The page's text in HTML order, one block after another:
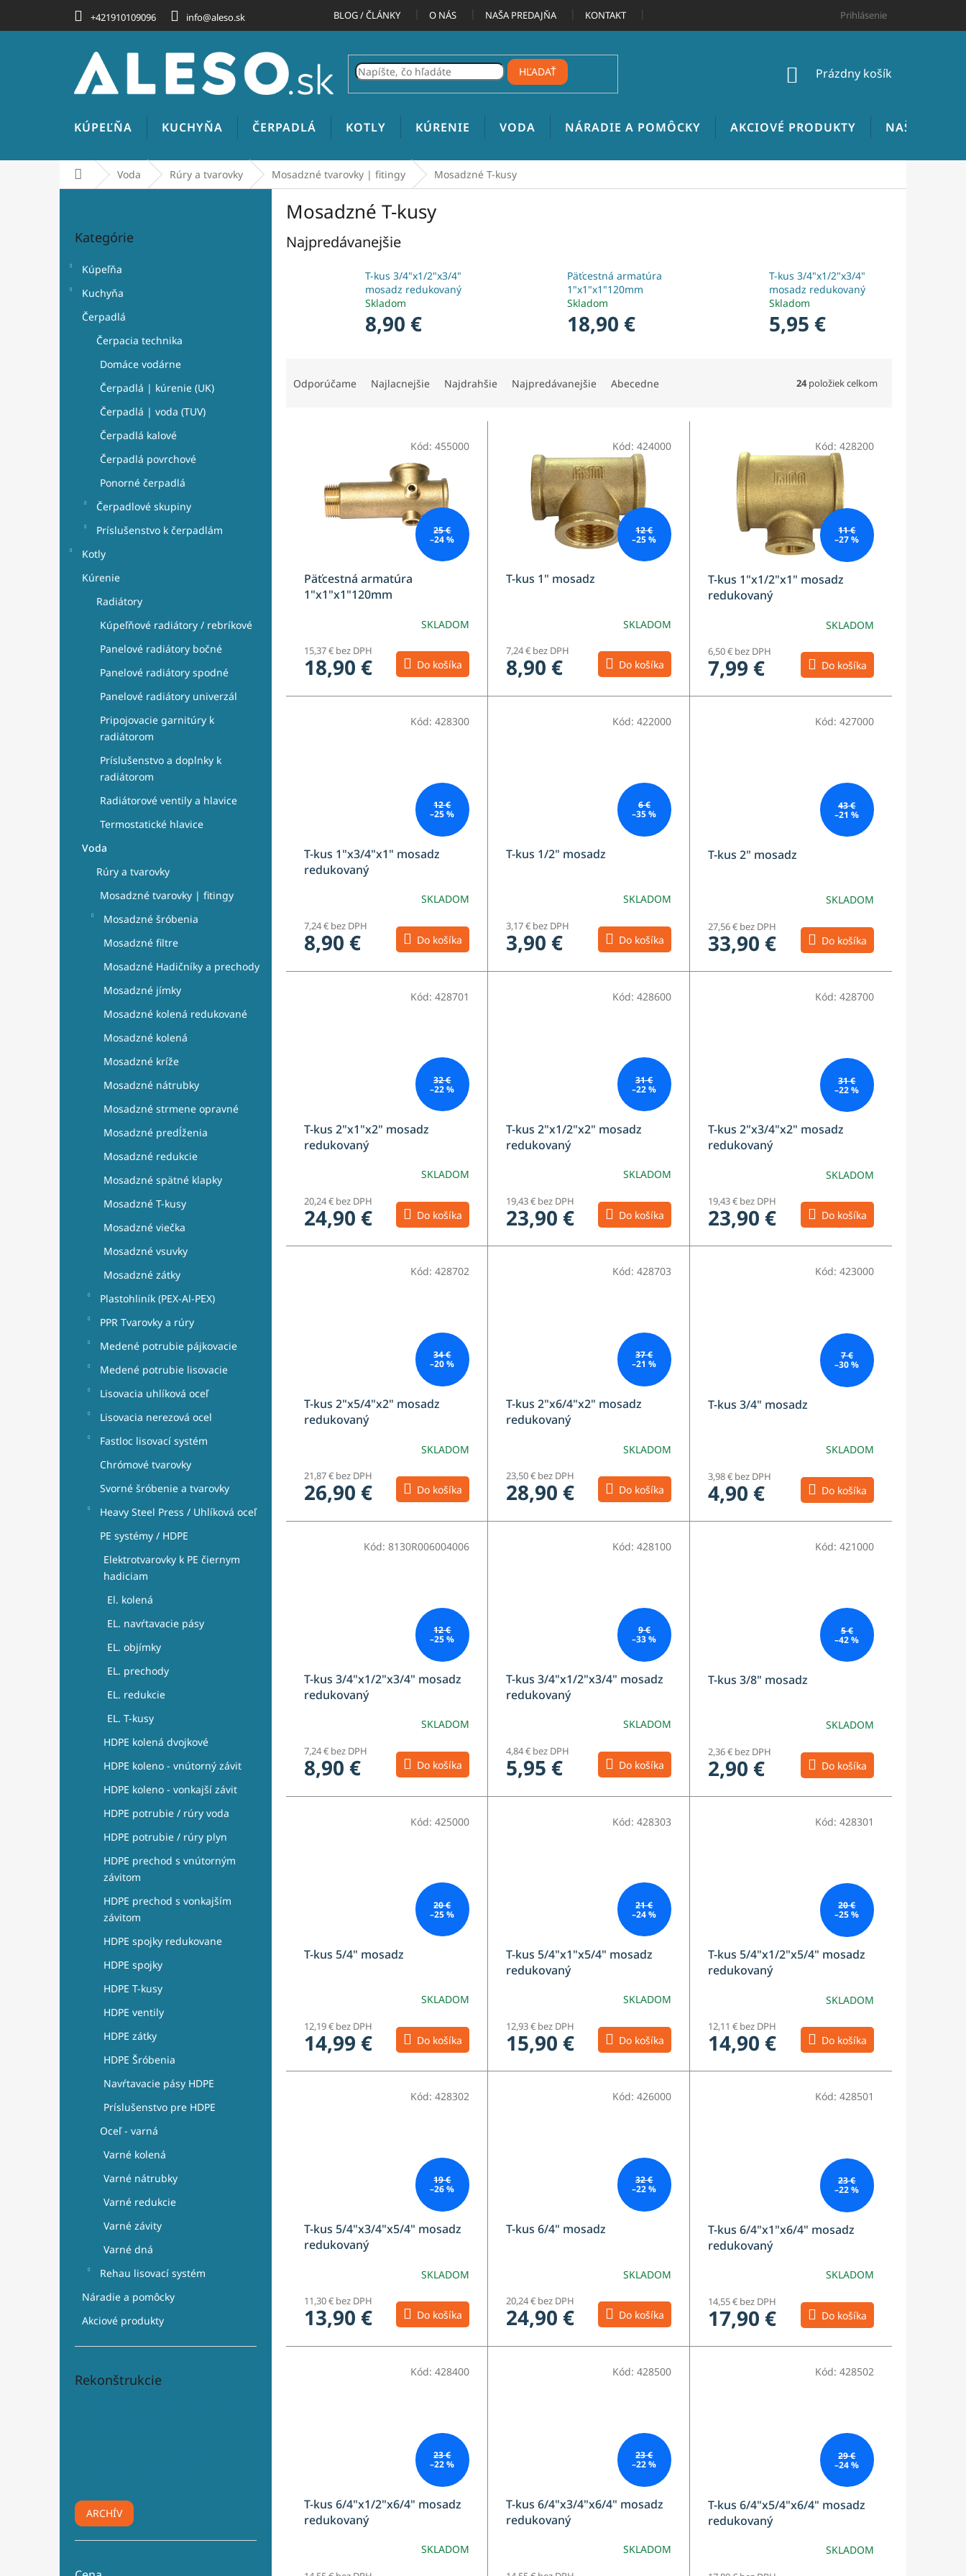
obsah
+421910109096 info@aleso.sk BLOG / ČLÁNKY O NÁS NAŠA PREDAJŇA KONTAKT CENNÍK INŠTALATÉRSKYCH PRÁC
Prihlásenie
HĽADAŤ
NÁKUPNÝ
Prázdny košík
KÚPEĽŇA KUCHYŇA ČERPADLÁ KOTLY KÚRENIE VODA NÁRADIE A POMÔCKY AKCIOVÉ PRODUKTY NAŠE
DomovVoda Rúry a tvarovky Mosadzné tvarovky | fitingy Mosadzné T-kusy
kategórie
Kategórie
Kúpeľňa
Kuchyňa
Čerpadlá
Čerpacia technika
Domáce vodárne
Čerpadlá | kúrenie (UK)
Čerpadlá | voda (TUV)
Čerpadlá kalové
Čerpadlá povrchové
Ponorné čerpadlá
Čerpadlové skupiny
Príslušenstvo k čerpadlám
Kotly
Kúrenie
Radiátory
Kúpeľňové radiátory / rebríkové
Panelové radiátory bočné
Panelové radiátory spodné
Panelové radiátory univerzál
Pripojovacie garnitúry k
radiátorom
Príslušenstvo a doplnky k
radiátorom
Radiátorové ventily a hlavice
Termostatické hlavice
Voda
Rúry a tvarovky
Mosadzné tvarovky | fitingy
Mosadzné šróbenia
Mosadzné filtre
Mosadzné Hadičníky a prechody
Mosadzné jímky
Mosadzné kolená redukované
Mosadzné kolená
Mosadzné kríže
Mosadzné nátrubky
Mosadzné strmene opravné
Mosadzné predĺženia
Mosadzné redukcie
Mosadzné spätné klapky
Mosadzné T-kusy
Mosadzné viečka
Mosadzné vsuvky
Mosadzné zátky
Plastohliník (PEX-Al-PEX)
PPR Tvarovky a rúry
Medené potrubie pájkovacie
Medené potrubie lisovacie
Lisovacia uhlíková oceľ
Lisovacia nerezová ocel
Fastloc lisovací systém
Chrómové tvarovky
Svorné šróbenie a tvarovky
Heavy Steel Press / Uhlíková oceľ
PE systémy / HDPE
Elektrotvarovky k PE čiernym
hadiciam
El. kolená
EL. navŕtavacie pásy
EL. objímky
EL. prechody
EL. redukcie
EL. T-kusy
HDPE kolená dvojkové
HDPE koleno - vnútorný závit
HDPE koleno - vonkajší závit
HDPE potrubie / rúry voda
HDPE potrubie / rúry plyn
HDPE prechod s vnútorným
závitom
HDPE prechod s vonkajším
závitom
HDPE spojky redukovane
HDPE spojky
HDPE T-kusy
HDPE ventily
HDPE zátky
HDPE Šróbenia
Navŕtavacie pásy HDPE
Príslušenstvo pre HDPE
Oceľ - varná
Varné kolená
Varné nátrubky
Varné redukcie
Varné závity
Varné dná
Rehau lisovací systém
Náradie a pomôcky
Akciové produkty
Rekonštrukcie
ARCHÍV
Mosadzné T-kusy
Najpredávanejšie
T-kus 3/4"x1/2"x3/4"
mosadz redukovaný
Skladom
8,90 €
Päťcestná armatúra
1"x1"x1"120mm
Skladom
18,90 €
T-kus 3/4"x1/2"x3/4"
mosadz redukovaný
Skladom
5,95 €
Odporúčame Najlacnejšie Najdrahšie Najpredávanejšie Abecedne 24položiek celkom
25 €
–24 %
Päťcestná armatúra
1"x1"x1"120mm
SKLADOM
15,37 € bez DPH
18,90 € Do košíka
Kód: 455000
12 €
–25 %
T-kus 1" mosadz
SKLADOM
7,24 € bez DPH
8,90 € Do košíka
Kód: 424000
11 €
–27 %
T-kus 1"x1/2"x1" mosadz
redukovaný
SKLADOM
6,50 € bez DPH
7,99 € Do košíka
Kód: 428200
12 €
–25 %
T-kus 1"x3/4"x1" mosadz
redukovaný
SKLADOM
7,24 € bez DPH
8,90 € Do košíka
Kód: 428300
6 €
–35 %
T-kus 1/2" mosadz
SKLADOM
3,17 € bez DPH
3,90 € Do košíka
Kód: 422000
43 €
–21 %
T-kus 2" mosadz
SKLADOM
27,56 € bez DPH
33,90 € Do košíka
Kód: 427000
32 €
–22 %
T-kus 2"x1"x2" mosadz
redukovaný
SKLADOM
20,24 € bez DPH
24,90 € Do košíka
Kód: 428701
31 €
–22 %
T-kus 2"x1/2"x2" mosadz
redukovaný
SKLADOM
19,43 € bez DPH
23,90 € Do košíka
Kód: 428600
31 €
–22 %
T-kus 2"x3/4"x2" mosadz
redukovaný
SKLADOM
19,43 € bez DPH
23,90 € Do košíka
Kód: 428700
34 €
–20 %
T-kus 2"x5/4"x2" mosadz
redukovaný
SKLADOM
21,87 € bez DPH
26,90 € Do košíka
Kód: 428702
37 €
–21 %
T-kus 2"x6/4"x2" mosadz
redukovaný
SKLADOM
23,50 € bez DPH
28,90 € Do košíka
Kód: 428703
7 €
–30 %
T-kus 3/4" mosadz
SKLADOM
3,98 € bez DPH
4,90 € Do košíka
Kód: 423000
12 €
–25 %
T-kus 3/4"x1/2"x3/4" mosadz
redukovaný
SKLADOM
7,24 € bez DPH
8,90 € Do košíka
Kód: 8130R006004006
9 €
–33 %
T-kus 3/4"x1/2"x3/4" mosadz
redukovaný
SKLADOM
4,84 € bez DPH
5,95 € Do košíka
Kód: 428100
5 €
–42 %
T-kus 3/8" mosadz
SKLADOM
2,36 € bez DPH
2,90 € Do košíka
Kód: 421000
20 €
–25 %
T-kus 5/4" mosadz
SKLADOM
12,19 € bez DPH
14,99 € Do košíka
Kód: 425000
21 €
–24 %
T-kus 5/4"x1"x5/4" mosadz
redukovaný
SKLADOM
12,93 € bez DPH
15,90 € Do košíka
Kód: 428303
20 €
–25 %
T-kus 5/4"x1/2"x5/4" mosadz
redukovaný
SKLADOM
12,11 € bez DPH
14,90 € Do košíka
Kód: 428301
19 €
–26 %
T-kus 5/4"x3/4"x5/4" mosadz
redukovaný
SKLADOM
11,30 € bez DPH
13,90 € Do košíka
Kód: 428302
32 €
–22 %
T-kus 6/4" mosadz
SKLADOM
20,24 € bez DPH
24,90 € Do košíka
Kód: 426000
23 €
–22 %
T-kus 6/4"x1"x6/4" mosadz
redukovaný
SKLADOM
14,55 € bez DPH
17,90 € Do košíka
Kód: 428501
23 €
–22 %
T-kus 6/4"x1/2"x6/4" mosadz
redukovaný
SKLADOM
Kód: 428400
23 €
–22 %
T-kus 6/4"x3/4"x6/4" mosadz
redukovaný
SKLADOM
Kód: 428500
29 €
–24 %
T-kus 6/4"x5/4"x6/4" mosadz
redukovaný
SKLADOM
Kód: 428502